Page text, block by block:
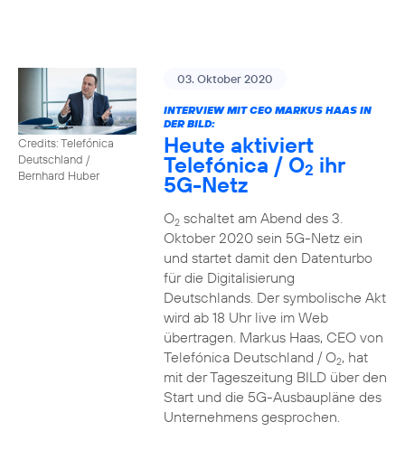
Credits: Telefónica
Deutschland /
Bernhard Huber
03. Oktober 2020
INTERVIEW MIT CEO MARKUS HAAS IN
DER BILD:
Heute aktiviert
Telefónica / O2 ihr
5G-Netz
O2schaltet am Abend des 3.
Oktober 2020 sein 5G-Netz ein
und startet damit den Datenturbo
für die Digitalisierung
Deutschlands. Der symbolische Akt
wird ab 18 Uhr live im Web
übertragen. Markus Haas, CEO von
Telefónica Deutschland / O2, hat
mit der Tageszeitung BILD über den
Start und die 5G-Ausbaupläne des
Unternehmens gesprochen.